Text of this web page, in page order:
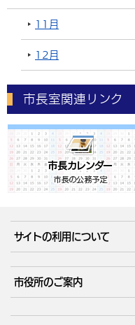
11月
12月
市長室関連リンク
サイトの利用について
市役所のご案内
庁舎地図